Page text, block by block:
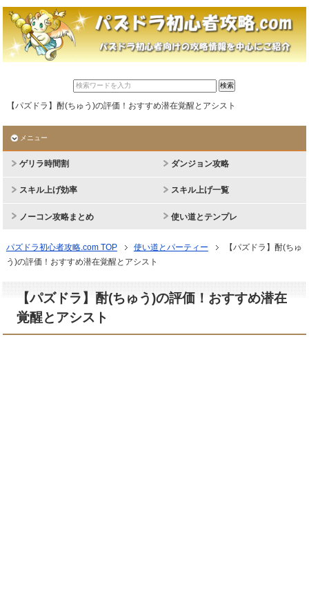
【パズドラ】酎(ちゅう)の評価！おすすめ潜在覚醒とアシスト
メニュー
ゲリラ時間割 ダンジョン攻略
スキル上げ効率 スキル上げ一覧
ノーコン攻略まとめ 使い道とテンプレ
パズドラ初心者攻略.com TOP 使い道とパーティー
【パズドラ】酎(ちゅ
う)の評価！おすすめ潜在覚醒とアシスト
【パズドラ】酎(ちゅう)の評価！おすすめ潜在
覚醒とアシスト